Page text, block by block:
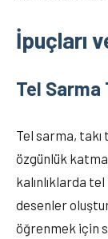
İpuçları
Tel Sarma
Tel sarma, takı
özgünlük
kalınlıklarda
desenler
öğrenmek için